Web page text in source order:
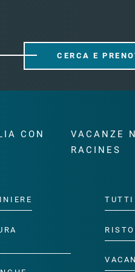
CERCA E
CON
VACANZE
RACINES